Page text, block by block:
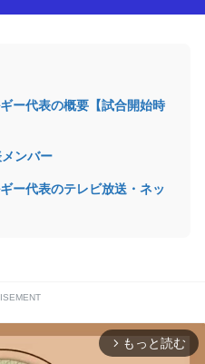
ー代表の概要【試合開始時
ンバー
ー代表のテレビ放送・ネッ
arrow_forward_ios もっと読む